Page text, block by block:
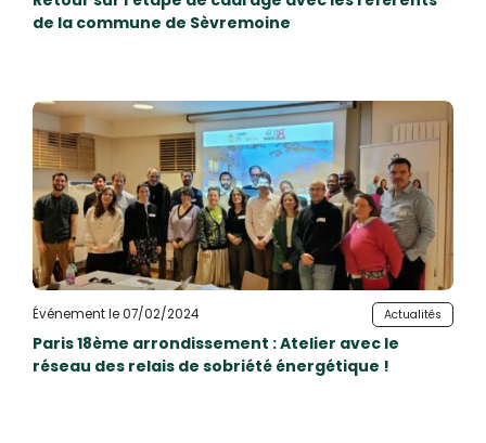
de la commune de Sèvremoine
Événement le 07/02/2024 Actualités
Paris 18ème arrondissement : Atelier avec le
réseau des relais de sobriété énergétique !